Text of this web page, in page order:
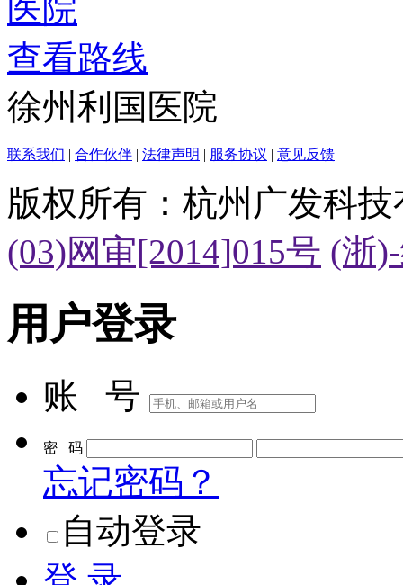
查看路线
徐州利国医院
联系我们 | 合作伙伴 | 法律声明 | 服务协议 | 意见反馈
版权所有：杭州广发科
(03)网审[2014]015号 (浙
用户登录
账 号
密 码
忘记密码？
自动登录